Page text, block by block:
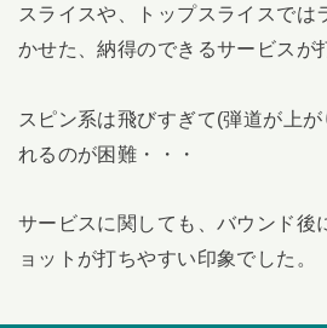
スライスや、トップスライスでは
かせた、納得のできるサービスが
スピン系は飛びすぎて(弾道が上
れるのが困難・・・
サービスに関しても、バウンド後
ョットが打ちやすい印象でした。